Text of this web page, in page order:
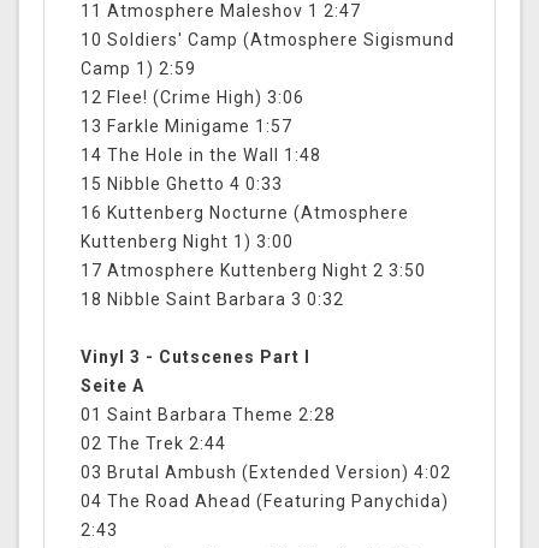
11 Atmosphere Maleshov 1 2:47
10 Soldiers' Camp (Atmosphere Sigismund
Camp 1) 2:59
12 Flee! (Crime High) 3:06
13 Farkle Minigame 1:57
14 The Hole in the Wall 1:48
15 Nibble Ghetto 4 0:33
16 Kuttenberg Nocturne (Atmosphere
Kuttenberg Night 1) 3:00
17 Atmosphere Kuttenberg Night 2 3:50
18 Nibble Saint Barbara 3 0:32
Vinyl 3 - Cutscenes Part I
Seite A
01 Saint Barbara Theme 2:28
02 The Trek 2:44
03 Brutal Ambush (Extended Version) 4:02
04 The Road Ahead (Featuring Panychida)
2:43